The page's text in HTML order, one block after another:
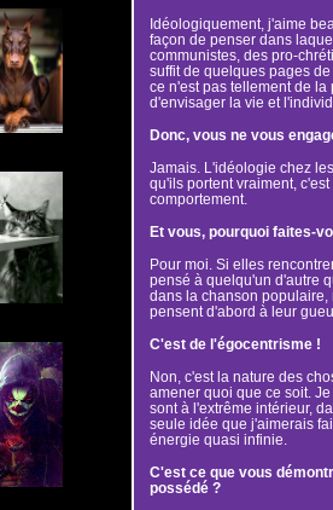
Idéologiquement, j'aime
façon de penser dans
communistes, des pro-
suffit de quelques pages
ce n'est pas tellement de
d'envisager la vie et
Donc, vous ne vous
Jamais. L'idéologie chez
qu'ils portent vraiment,
comportement.
Et vous, pourquoi faites-
Pour moi. Si elles
pensé à quelqu'un d'autre
dans la chanson populaire,
pensent d'abord à leur
C'est de l'égocentrisme !
Non, c'est la nature des
amener quoi que ce soit.
sont à l'extrême intérieur,
seule idée que j'aimerais
énergie quasi infinie.
C'est ce que vous
possédé ?